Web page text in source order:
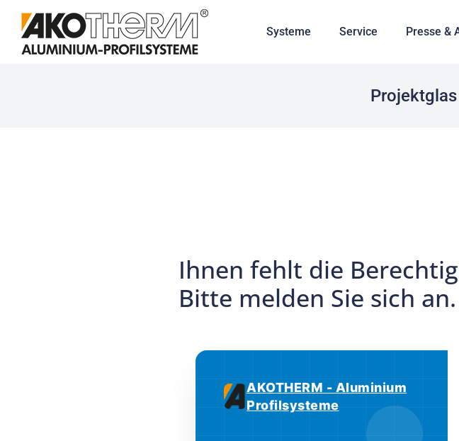
Systeme Service Presse &
Ihnen fehlt die
Bitte melden Sie sich an.
AKOTHERM - Aluminium
Profilsysteme